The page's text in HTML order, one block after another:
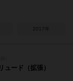
2017年
ード（拡張）